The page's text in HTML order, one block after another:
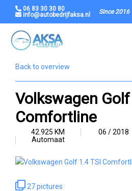
06 83 30 30 80
info@autobedrijfaksa.nl
Since 2016
Back to overview
Volkswagen Golf
Comfortline
42.925 KM 06 / 2018
Automaat
27 pictures